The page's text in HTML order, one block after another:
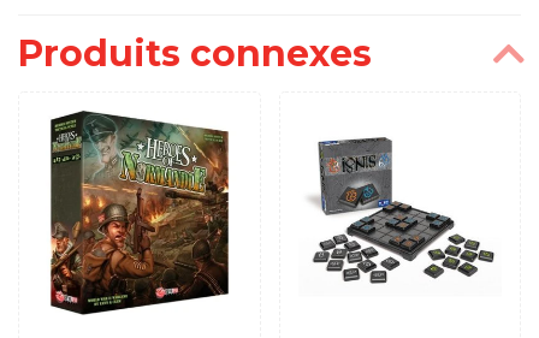
Produits connexes